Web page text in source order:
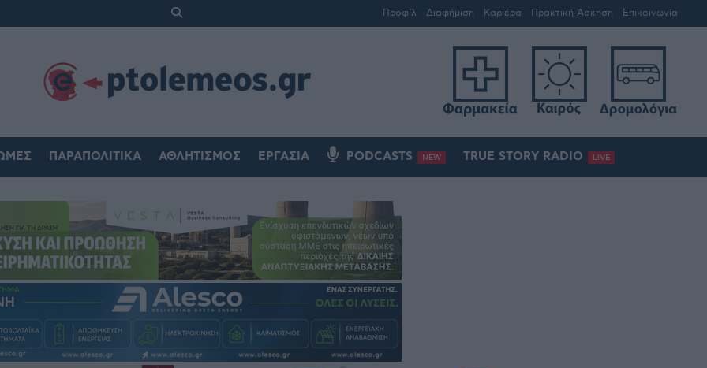
Προφίλ Διαφήμιση Καριέρα Πρακτική Άσκηση Επικοινωνία
ΠΑΡΑΠΟΛΙΤΙΚΆ ΑΘΛΗΤΙΣΜΌΣ ΕΡΓΑΣΊΑ PODCASTS NEW TRUE STORY RADIO LIVE